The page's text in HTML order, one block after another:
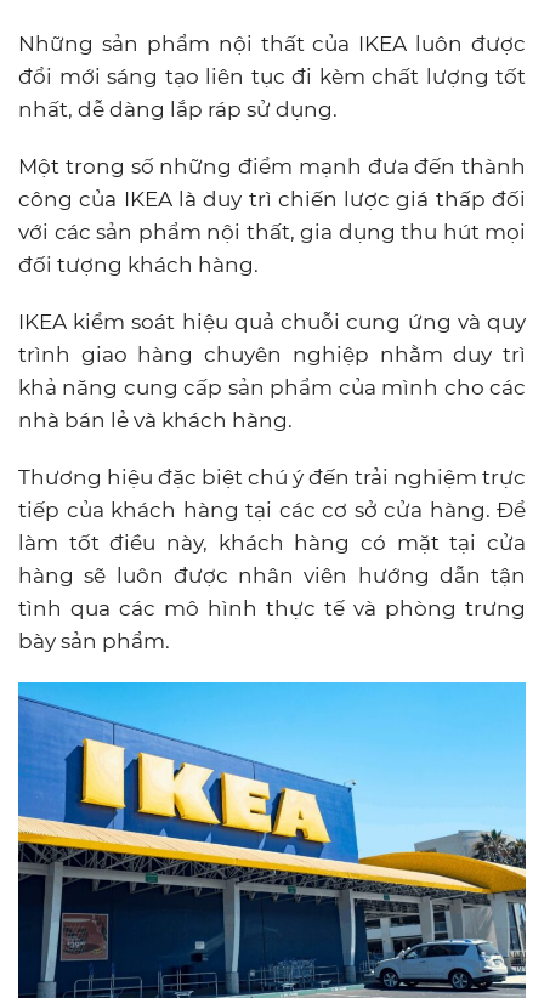
Những sản phẩm nội thất của IKEA luôn được
đổi mới sáng tạo liên tục đi kèm chất lượng tốt
nhất, dễ dàng lắp ráp sử dụng.
Một trong số những điểm mạnh đưa đến thành
công của IKEA là duy trì chiến lược giá thấp đối
với các sản phẩm nội thất, gia dụng thu hút mọi
đối tượng khách hàng.
IKEA kiểm soát hiệu quả chuỗi cung ứng và quy
trình giao hàng chuyên nghiệp nhằm duy trì
khả năng cung cấp sản phẩm của mình cho các
nhà bán lẻ và khách hàng.
Thương hiệu đặc biệt chú ý đến trải nghiệm trực
tiếp của khách hàng tại các cơ sở cửa hàng. Để
làm tốt điều này, khách hàng có mặt tại cửa
hàng sẽ luôn được nhân viên hướng dẫn tận
tình qua các mô hình thực tế và phòng trưng
bày sản phẩm.